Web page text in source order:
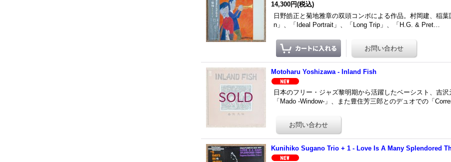
14,300円(税込)
日野皓正と菊地雅章の双頭コンボによる作品。村岡建、稲
n」、「Ideal Portrait」、「Long Trip」、「H.G. & Pret…
Motoharu Yoshizawa - Inland Fish
日本のフリー・ジャズ黎明期から活躍したベーシスト、吉
「Mado -Window-」、また豊住芳三郎とのデュオでの「
Kunihiko Sugano Trio + 1 - Love Is A Many Splendored